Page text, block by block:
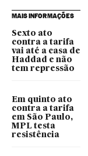
MAIS INFORMAÇÕES
Sexto ato
contra a tarifa
vai até a casa de
Haddad e não
tem repressão
Em quinto ato
contra a tarifa
em São Paulo,
MPL testa
resistência